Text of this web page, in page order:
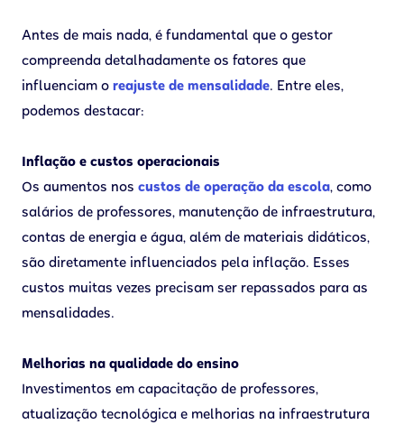
Antes de mais nada, é fundamental que o gestor
compreenda detalhadamente os fatores que
influenciam o reajuste de mensalidade. Entre eles,
podemos destacar:
Inflação e custos operacionais
Os aumentos nos custos de operação da escola, como
salários de professores, manutenção de infraestrutura,
contas de energia e água, além de materiais didáticos,
são diretamente influenciados pela inflação. Esses
custos muitas vezes precisam ser repassados para as
mensalidades.
Melhorias na qualidade do ensino
Investimentos em capacitação de professores,
atualização tecnológica e melhorias na infraestrutura